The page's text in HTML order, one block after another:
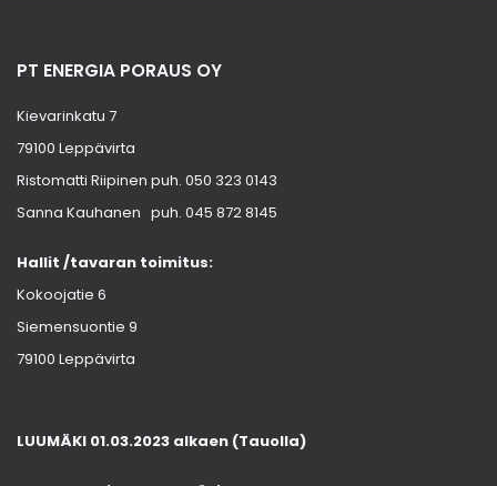
PT ENERGIA PORAUS OY
Kievarinkatu 7
79100 Leppävirta
Ristomatti Riipinen puh. 050 323 0143
Sanna Kauhanen puh. 045 872 8145
Hallit /tavaran toimitus:
Kokoojatie 6
Siemensuontie 9
79100 Leppävirta
LUUMÄKI 01.03.2023 alkaen (Tauolla)